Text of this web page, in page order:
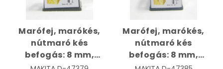
Marófej, marókés,
nútmaró kés
befogás: 8 mm,
Marófej, marókés,
nútmaró kés
befogás: 8 mm,